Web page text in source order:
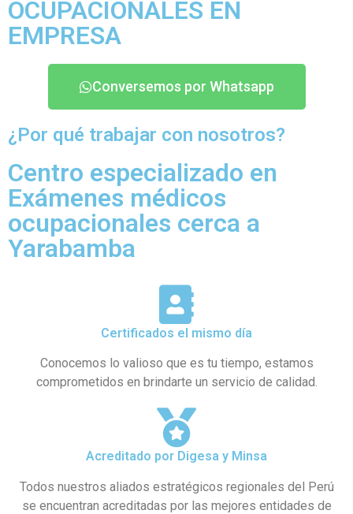
OCUPACIONALES EN
EMPRESA
Conversemos por Whatsapp
¿Por qué trabajar con nosotros?
Centro especializado en
Exámenes médicos
ocupacionales cerca a
Yarabamba
Certificados el mismo día
Conocemos lo valioso que es tu tiempo, estamos
comprometidos en brindarte un servicio de calidad.
Acreditado por Digesa y Minsa
Todos nuestros aliados estratégicos regionales del Perú
se encuentran acreditadas por las mejores entidades de